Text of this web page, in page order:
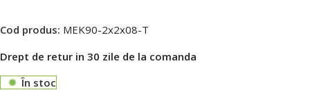
Cod produs: MEK90-2x2x08-T
Drept de retur in 30 zile de la comanda
În stoc